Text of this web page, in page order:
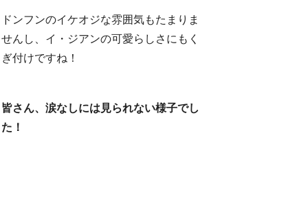
ドンフンのイケオジな雰囲気もたまりま
せんし、イ・ジアンの可愛らしさにもく
ぎ付けですね！
皆さん、涙なしには見られない様子でし
た！